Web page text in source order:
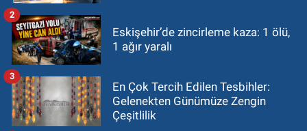
Eskişehir’de zincirleme kaza: 1 ölü,
1 ağır yaralı
2
En Çok Tercih Edilen Tesbihler:
Gelenekten Günümüze Zengin
Çeşitlilik
3